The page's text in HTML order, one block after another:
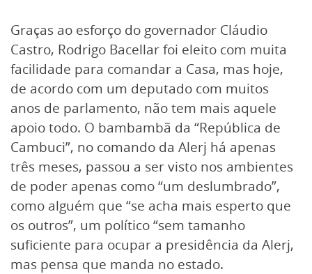
Graças ao esforço do governador Cláudio
Castro, Rodrigo Bacellar foi eleito com muita
facilidade para comandar a Casa, mas hoje,
de acordo com um deputado com muitos
anos de parlamento, não tem mais aquele
apoio todo. O bambambã da “República de
Cambuci”, no comando da Alerj há apenas
três meses, passou a ser visto nos ambientes
de poder apenas como “um deslumbrado”,
como alguém que “se acha mais esperto que
os outros”, um político “sem tamanho
suficiente para ocupar a presidência da Alerj,
mas pensa que manda no estado.